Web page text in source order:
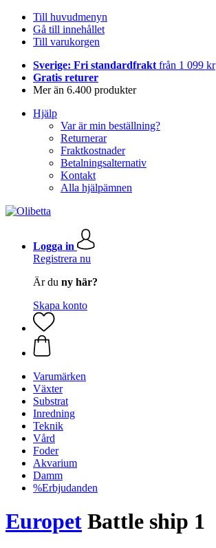
Till huvudmenyn
Gå till innehållet
Till varukorgen
Sverige: Fri standardfrakt från 1 099 kr
Gratis returer
Mer än 6.400 produkter
Hjälp
Var är min beställning?
Returnerar
Fraktkostnader
Betalningsalternativ
Kontakt
Alla hjälpämnen
Logga in
Registrera nu
Är du ny här?
Skapa konto
Varumärken
Växter
Substrat
Inredning
Teknik
Vård
Foder
Akvarium
Damm
%Erbjudanden
Europet Battle ship 1